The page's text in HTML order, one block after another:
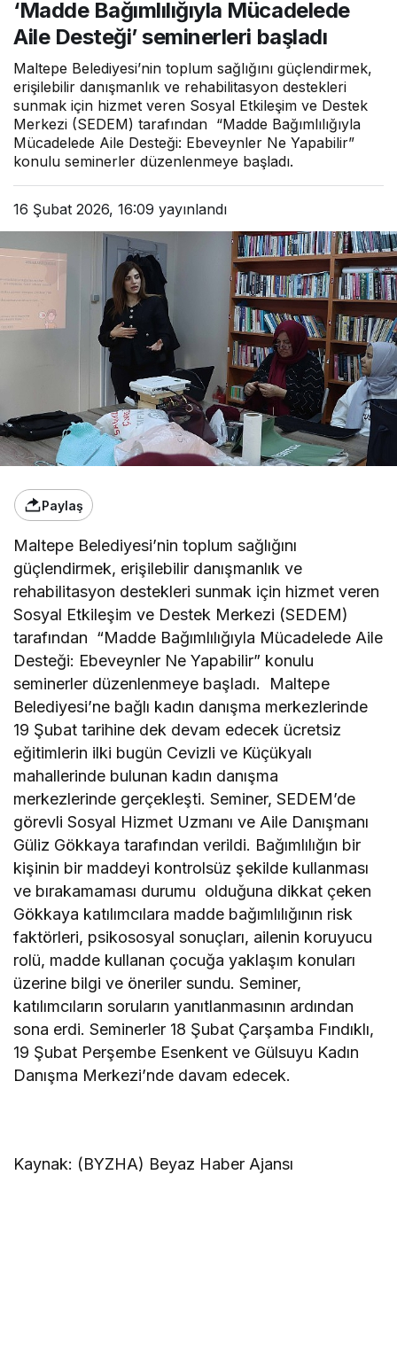
seminerleri başladı
‘Madde Bağımlılığıyla Mücadelede
Aile Desteği’ seminerleri başladı
Maltepe Belediyesi’nin toplum sağlığını güçlendirmek,
erişilebilir danışmanlık ve rehabilitasyon destekleri
sunmak için hizmet veren Sosyal Etkileşim ve Destek
Merkezi (SEDEM) tarafından “Madde Bağımlılığıyla
Mücadelede Aile Desteği: Ebeveynler Ne Yapabilir”
konulu seminerler düzenlenmeye başladı.
16 Şubat 2026, 16:09 yayınlandı
Paylaş
Maltepe Belediyesi’nin toplum sağlığını
güçlendirmek, erişilebilir danışmanlık ve
rehabilitasyon destekleri sunmak için hizmet veren
Sosyal Etkileşim ve Destek Merkezi (SEDEM)
tarafından “Madde Bağımlılığıyla Mücadelede Aile
Desteği: Ebeveynler Ne Yapabilir” konulu
seminerler düzenlenmeye başladı. Maltepe
Belediyesi’ne bağlı kadın danışma merkezlerinde
19 Şubat tarihine dek devam edecek ücretsiz
eğitimlerin ilki bugün Cevizli ve Küçükyalı
mahallerinde bulunan kadın danışma
merkezlerinde gerçekleşti. Seminer, SEDEM’de
görevli Sosyal Hizmet Uzmanı ve Aile Danışmanı
Güliz Gökkaya tarafından verildi. Bağımlılığın bir
kişinin bir maddeyi kontrolsüz şekilde kullanması
ve bırakamaması durumu olduğuna dikkat çeken
Gökkaya katılımcılara madde bağımlılığının risk
faktörleri, psikososyal sonuçları, ailenin koruyucu
rolü, madde kullanan çocuğa yaklaşım konuları
üzerine bilgi ve öneriler sundu. Seminer,
katılımcıların soruların yanıtlanmasının ardından
sona erdi. Seminerler 18 Şubat Çarşamba Fındıklı,
19 Şubat Perşembe Esenkent ve Gülsuyu Kadın
Danışma Merkezi’nde davam edecek.
Kaynak: (BYZHA) Beyaz Haber Ajansı